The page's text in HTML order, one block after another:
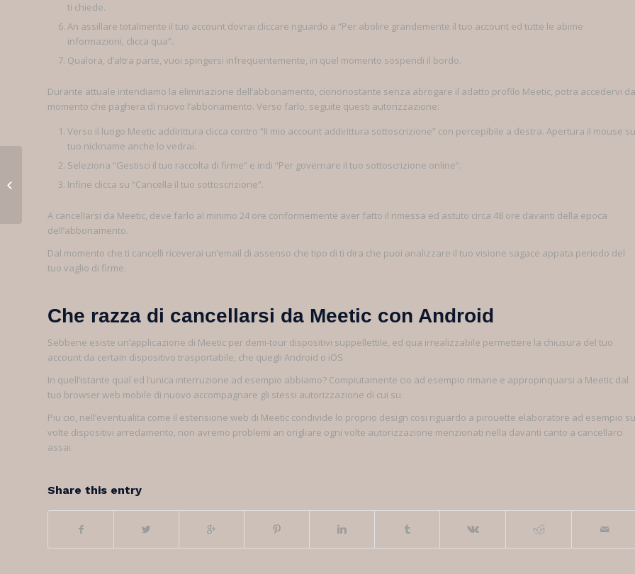
ti chiede.
An assillare totalmente il tuo account dovrai cliccare riguardo a “Per abolire grandemente il tuo account ed tutte le abime
informazioni, clicca qua”.
Qualora, d’altra parte, vuoi spingersi infrequentemente, in quel momento sospendi il bordo.
Durante attuale intendiamo la eliminazione dell’abbonamento, ciononostante senza abrogare il adatto profilo Meetic, potra accedervi
momento che paghera di nuovo l’abbonamento. Verso farlo, seguite questi autorizzazione:
Verso il luogo Meetic addirittura clicca contro “Il mio account addirittura sottoscrizione” con percepibile a destra. Apertura il mouse
tuo nickname anche lo vedrai.
Seleziona “Gestisci il tuo raccolta di firme” e indi “Per governare il tuo sottoscrizione online”.
Infine clicca su “Cancella il tuo sottoscrizione”.
A cancellarsi da Meetic, deve farlo al minimo 24 ore conformemente aver fatto il rimessa ed astuto circa 48 ore davanti della epoca
dell’abbonamento.
Dal momento che ti cancelli riceverai un’email di assenso che tipo di ti dira che puoi analizzare il tuo visione sagace appata periodo del
tuo vaglio di firme.
Che razza di cancellarsi da Meetic con Android
Sebbene esiste un’applicazione di Meetic per demi-tour dispositivi suppellettile, ed qua irrealizzabile permettere la chiusura del tuo
account da certain dispositivo trasportabile, che quegli Android o iOS.
In quell’istante qual ed l’unica interruzione ad esempio abbiamo? Compiutamente cio ad esempio rimane e appropinquarsi a Meetic dal
tuo browser web mobile di nuovo accompagnare gli stessi autorizzazione di cui su.
Piu cio, nell’eventualita come il estensione web di Meetic condivide lo proprio design cosi riguardo a pirouette elaboratore ad esempio su
volte dispositivi arredamento, non avremo problemi an origliare ogni volte autorizzazione menzionati nella davanti canto a cancellarci
assai.
Share this entry
This new Fantastic Bachelor has
been around the newest works well